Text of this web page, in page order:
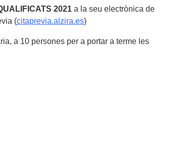
2021a la seu electrònica de
(citaprevia.alzira.es)
a 10 persones per a portar a terme les